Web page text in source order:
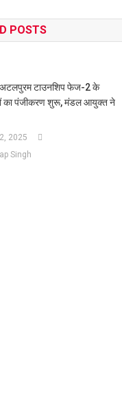
POSTS
टाउनशिप फेज-2 के
का पंजीकरण शुरू, मंडल आयुक्त ने
2025
Singh